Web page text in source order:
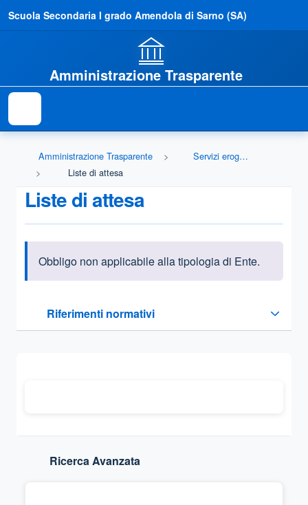
Scuola Secondaria I grado Amendola di Sarno (SA)
Amministrazione Trasparente
Amministrazione Trasparente
Servizi erogati
Liste di attesa
Liste di attesa
Informazioni introduttive
Obbligo non applicabile alla tipologia di Ente.
Riferimenti normativi
Sezione compressa
Ricerca Avanzata